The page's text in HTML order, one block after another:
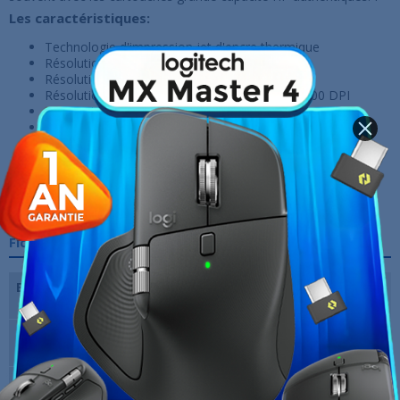
Les caractéristiques:
Technologie d'impression jet d'encre thermique
Résolution maximale 4800 x 1200 DPI
Résolution max des copies 600 x 600 DPI
Résolution de numérisation optique 1200 x 1200 DPI
Impression recto verso automatique
Taille de papier de série A ISO maximum A4
Capacité d'entrée standard 225 feuilles
Capacité de sortie standard 60 feuilles
Connectivité Wifi - USB
Garantie 1 An
Fiche technique
Ecran
Écran tactile capacitif CGD de 6,86
Une fonction
spéciale
Impression, copie, scan, fax
Impression
Automatique (standard)